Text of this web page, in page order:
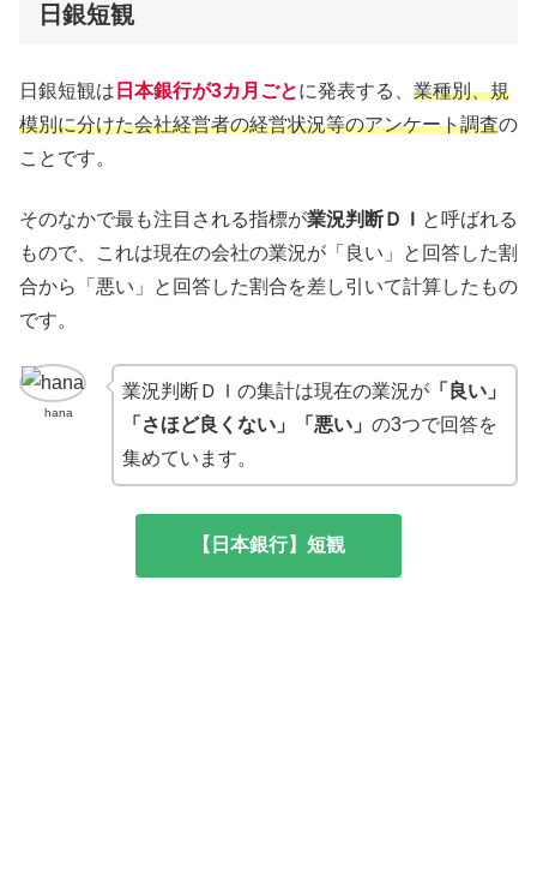
日銀短観
日銀短観は 日本銀行が3カ月ごとに発表する、 業種別、規
模別に分けた会社経営者の経営状況等のアンケート調査の
ことです。
そのなかで最も注目される指標が業況判断ＤＩ と呼ばれる
もので、これは現在の会社の業況が「良い」と回答した割
合から「悪い」と回答した割合を差し引いて計算したもの
です。
hana
業況判断ＤＩの集計は現在の業況が「良い」
「さほど良くない」「悪い」 の3つで回答を
集めています。
【日本銀行】短観